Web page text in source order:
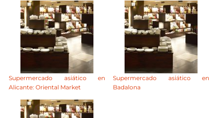
Supermercado asiático en
Alicante: Oriental Market
Supermercado asiático en
Badalona